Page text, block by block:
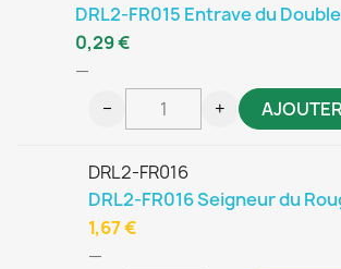
DRL2-FR015 Entrave du
—
0,29 €
− +
DRL2-FR016
DRL2-FR016 Seigneur du
—
1,67 €